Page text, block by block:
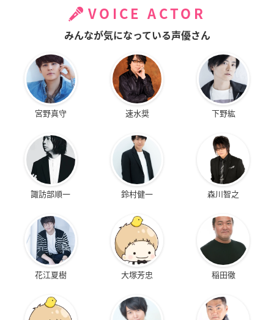
VOICE ACTOR
みんなが気になっている声優さん
宮野真守 速水奨 下野紘
諏訪部順一 鈴村健一 森川智之
花江夏樹 大塚芳忠 稲田徹